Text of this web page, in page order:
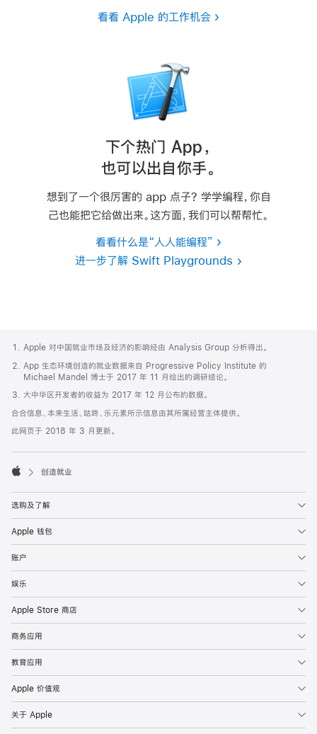
看看 Apple 的工作机会
下个热门 App，
也可以出自你手。
想到了一个很厉害的 app 点子? 学学编程，你自
己也能把它给做出来。这方面，我们可以帮帮忙。
看看什么是“人人能编程”
进一步了解 Swift Playgrounds
FooterApple 对中国就业市场及经济的影响经由 Analysis Group 分析得出。
App 生态环境创造的就业数据来自 Progressive Policy Institute 的
Michael Mandel 博士于 2017 年 11 月给出的调研结论。
大中华区开发者的收益为 2017 年 12 月公布的数据。
合合信息、本来生活、咕咚、乐元素所示信息由其所属经营主体提供。
此网页于 2018 年 3 月更新。

创造就业
选购及了解
Apple 钱包
账户
娱乐
Apple Store 商店
商务应用
教育应用
Apple 价值观
关于 Apple